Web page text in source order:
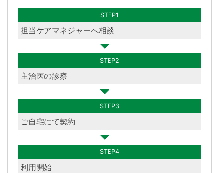
STEP1
担当ケアマネジャーへ相談
STEP2
主治医の診察
STEP3
ご自宅にて契約
STEP4
利用開始